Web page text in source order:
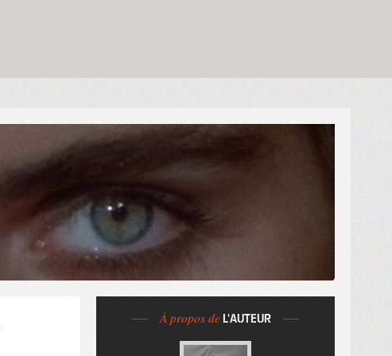
À propos de L'AUTEUR